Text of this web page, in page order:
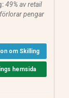
49% av retail
pengar
om Skilling
hemsida